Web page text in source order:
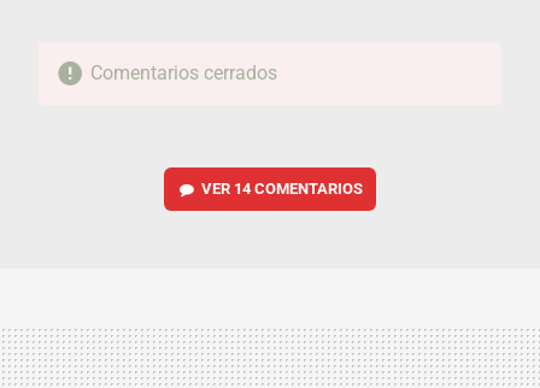
Comentarios cerrados
VER 14 COMENTARIOS